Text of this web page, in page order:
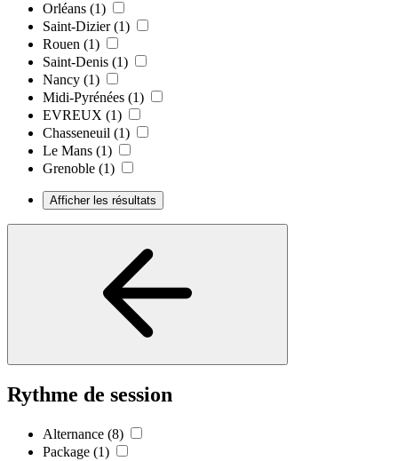
Orléans (1)
Saint-Dizier (1)
Rouen (1)
Saint-Denis (1)
Nancy (1)
Midi-Pyrénées (1)
EVREUX (1)
Chasseneuil (1)
Le Mans (1)
Grenoble (1)
Afficher les résultats
Rythme de session
Alternance (8)
Package (1)